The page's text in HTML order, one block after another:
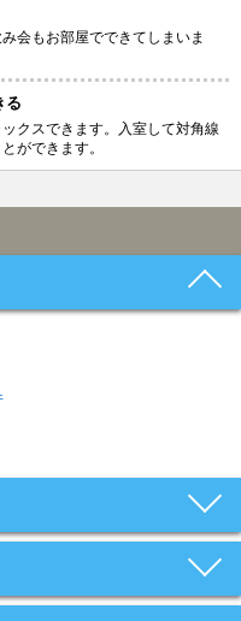
会もお部屋でできてしまいま
る
クスできます。入室して対角線
ができます。